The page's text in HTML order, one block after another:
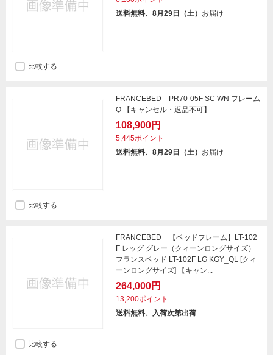
送料無料、8月29日（土） お届け
比較する
FRANCEBED PR70-05F SC WN フレーム
Q 【キャンセル・返品不可】
108,900円
5,445ポイント
送料無料、8月29日（土） お届け
比較する
FRANCEBED 【ベッドフレーム】LT-102
F レッグ グレー（クィーンロングサイズ）
フランスベッド LT-102F LG KGY_QL [クィ
ーンロングサイズ] 【キャン...
264,000円
13,200ポイント
送料無料、入荷次第出荷
比較する